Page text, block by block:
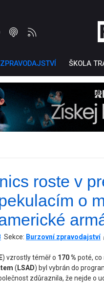
ZPRAVODAJSTVÍ ŠKOLA
roste v
o
Sekce: Burzovní zpravodajství
) vzrostly téměř o 170 % poté, co
( LSAD) byl vybrán do
zdůraznila, že nejde o